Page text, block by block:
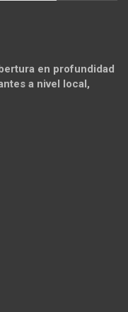
en profundidad
a nivel local,